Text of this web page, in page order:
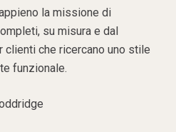
la missione di
su misura e dal
che ricercano uno stile
funzionale.